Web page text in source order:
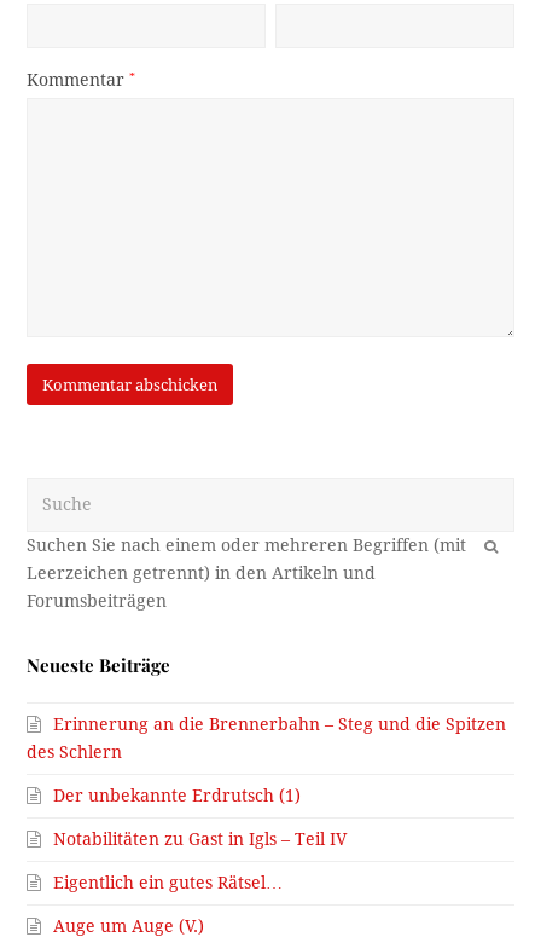
Kommentar*
OK
Neueste Beiträge
Erinnerung an die Brennerbahn – Steg und die Spitzen
des Schlern
Der unbekannte Erdrutsch (1)
Notabilitäten zu Gast in Igls – Teil IV
Eigentlich ein gutes Rätsel…
Auge um Auge (V.)